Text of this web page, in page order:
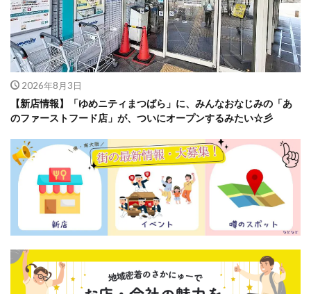
2026年8月3日
【新店情報】「ゆめニティまつばら」に、みんなおなじみの「あ
のファーストフード店」が、ついにオープンするみたい☆彡